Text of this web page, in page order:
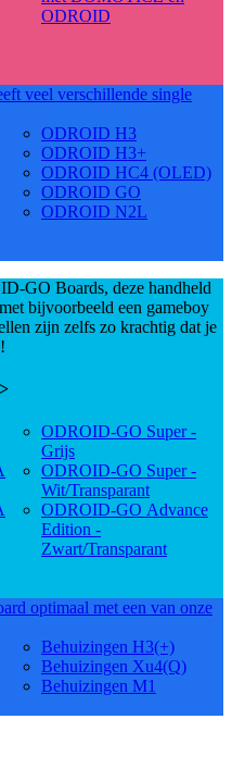
ODROID
veel verschillende single
ODROID H3
ODROID H3+
ODROID HC4 (OLED)
ODROID GO
ODROID N2L
GO Boards, deze handheld
bijvoorbeeld een gameboy
zijn zelfs zo krachtig dat je
ODROID-GO Super -
Grijs
ODROID-GO Super -
Wit/Transparant
ODROID-GO Advance
Edition -
Zwart/Transparant
optimaal met een van onze
Behuizingen H3(+)
Behuizingen Xu4(Q)
Behuizingen M1